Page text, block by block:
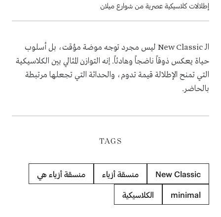
إطلالات كلاسيكية عصرية من شوارع ميلان
الـ New Classic ليس مجرد توجه موضة مؤقت، بل أسلوب
حياة يعكس ذوقاً ناضجاً وهادئاً. إنه التوازن المثالي بين الكلاسيكية
التي تمنح الإطلالة قيمة تدوم، والحداثة التي تجعلها مرتبطة
بالحاضر.
TAGS
New Classic‏ منسقة أزياء منسقة أزياء هي
minimal الكلاسيكية